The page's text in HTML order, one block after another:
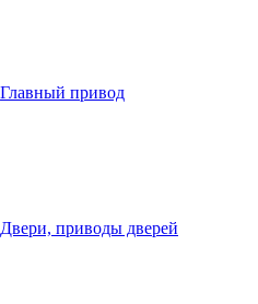
Главный привод
Двери, приводы дверей